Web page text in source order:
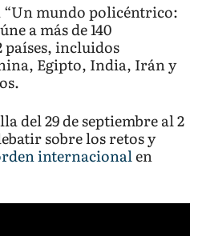
“Un mundo policéntrico:
a más de 140
países, incluidos
Egipto, India, Irán y
del 29 de septiembre al 2
sobre los retos y
internacionalen